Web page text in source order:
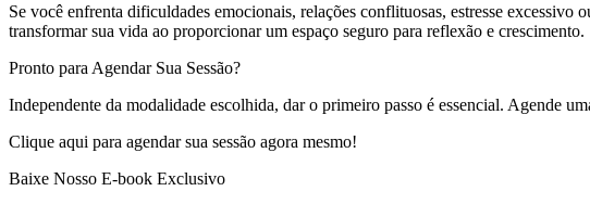
Se você enfrenta dificuldades emocionais, relações conflituosas, estresse
transformar sua vida ao proporcionar um espaço seguro para reflexão e crescimento.
Pronto para Agendar Sua Sessão?
Independente da modalidade escolhida, dar o primeiro passo é essencial. Agende
Clique aqui para agendar sua sessão agora mesmo!
Baixe Nosso E-book Exclusivo